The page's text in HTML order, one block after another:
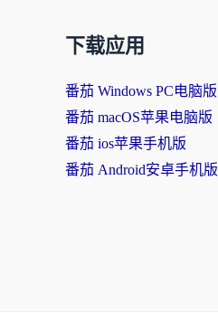
下载应用
番茄 Windows PC电脑版
番茄 macOS苹果电脑版
番茄 ios苹果手机版
番茄 Android安卓手机版